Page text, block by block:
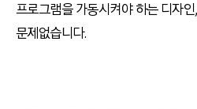
프로그램을 가동시켜야 하는 디자
문제없습니다.